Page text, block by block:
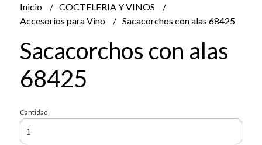
Inicio
COCTELERIA Y VINOS
Accesorios para Vino
Sacacorchos con alas 68425
Sacacorchos con alas
68425
Cantidad